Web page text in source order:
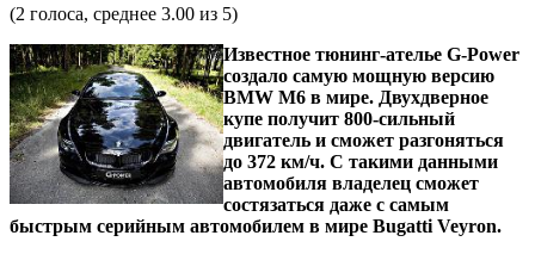
(2 голоса, среднее 3.00 из 5)
Известное тюнинг-ателье G-Power
создало самую мощную версию
BMW M6 в мире. Двухдверное
купе получит 800-сильный
двигатель и сможет разгоняться
до 372 км/ч. С такими данными
автомобиля владелец сможет
состязаться даже с самым
быстрым серийным автомобилем в мире Bugatti Veyron.